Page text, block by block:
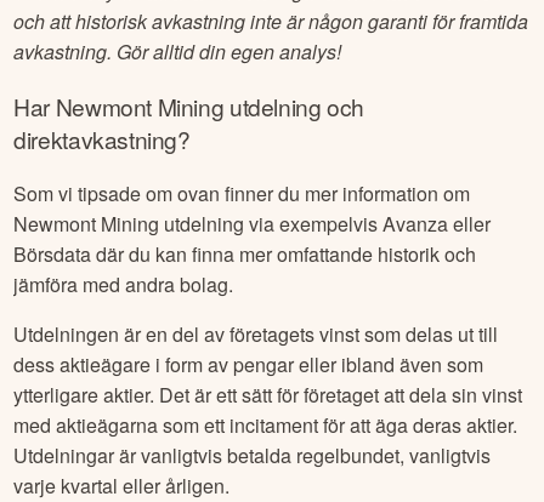
och att historisk avkastning inte är någon garanti för framtida
avkastning. Gör alltid din egen analys!
HarNewmont Mining utdelning och
direktavkastning?
Som vi tipsade om ovan finner du mer information om
Newmont Mining utdelning via exempelvis Avanza eller
Börsdata där du kan finna mer omfattande historik och
jämföra med andra bolag.
Utdelningen är en del av företagets vinst som delas ut till
dess aktieägare i form av pengar eller ibland även som
ytterligare aktier. Det är ett sätt för företaget att dela sin vinst
med aktieägarna som ett incitament för att äga deras aktier.
Utdelningar är vanligtvis betalda regelbundet, vanligtvis
varje kvartal eller årligen.